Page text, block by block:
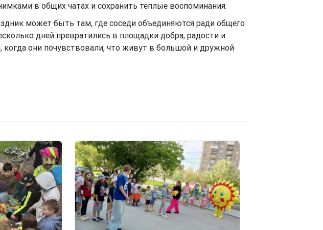
в общих чатах и сохранить тёплые воспоминания.
может быть там, где соседи объединяются ради общего
дней превратились в площадки добра, радости и
когда они почувствовали, что живут в большой и дружной
Image